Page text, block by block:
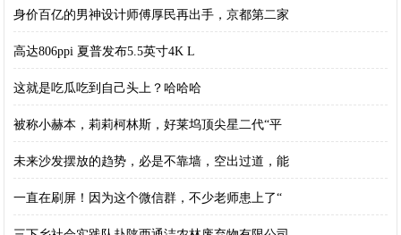
身价百亿的男神设计师傅厚民再出手，京都第二家
高达806ppi 夏普发布5.5英寸4K L
这就是吃瓜吃到自己头上？哈哈哈
被称小赫本，莉莉柯林斯，好莱坞顶尖星二代“平
未来沙发摆放的趋势，必是不靠墙，空出过道，能
一直在刷屏！因为这个微信群，不少老师患上了“